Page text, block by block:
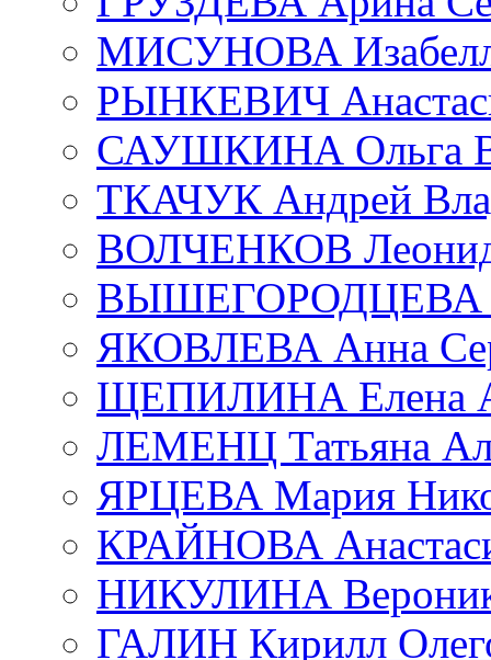
МИСУНОВА
РЫНКЕВИЧ
САУШКИНА Ольга
ТКАЧУК Андрей
ВОЛЧЕНКОВ Леонид
ВЫШЕГОРОДЦЕВА
ЯКОВЛЕВА Анна
ЩЕПИЛИНА Елена
ЛЕМЕНЦ Татьяна
ЯРЦЕВА Мария
КРАЙНОВА
НИКУЛИНА
ГАЛИН Кирилл